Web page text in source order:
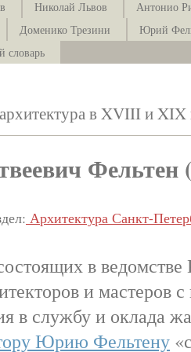
Николай Львов
Антонио
Доменико Трезини
Юрий
словарь
в XVIII и XIX
Фельтен
Архитектура Санкт-
в
и мастеров
в службу и оклада
Юрию Фельтену